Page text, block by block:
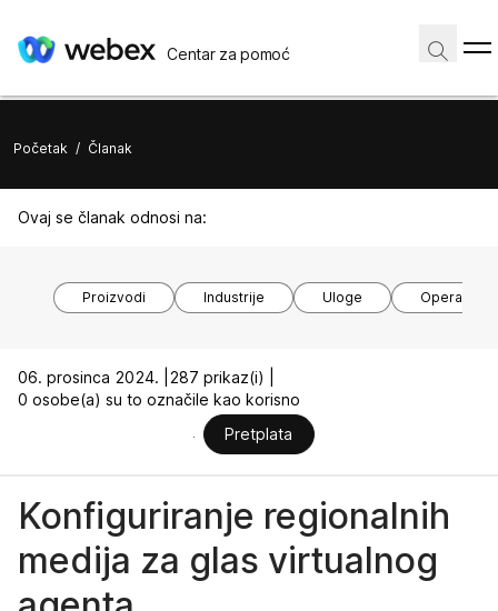
Centar za pomoć
Početak / Članak
Ovaj se članak odnosi na:
Proizvodi Industrije Uloge
06. prosinca 2024. |
287 prikaz(i) |
0 osobe(a) su to označile kao korisno
Pretplata
Konfiguriranje regionalnih
medija za glas virtualnog